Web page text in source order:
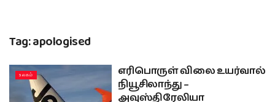
Tag:apologised
உலகம்
எரிபொருள் விலை உயர்வால்
நியூசிலாந்து –
அவுஸ்திரேலியா